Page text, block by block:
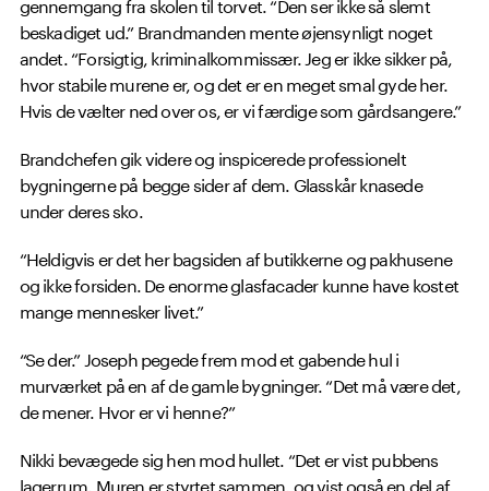
beskadiget ud.” Brandmanden mente øjensynligt noget
andet. “Forsigtig, kriminalkommissær. Jeg er ikke sikker på,
hvor stabile murene er, og det er en meget smal gyde her.
Hvis de vælter ned over os, er vi færdige som gårdsangere.”
Brandchefen gik videre og inspicerede professionelt
bygningerne på begge sider af dem. Glasskår knasede
under deres sko.
“Heldigvis er det her bagsiden af butikkerne og pakhusene
og ikke forsiden. De enorme glasfacader kunne have kostet
mange mennesker livet.”
“Se der.” Joseph pegede frem mod et gabende hul i
murværket på en af de gamle bygninger. “Det må være det,
de mener. Hvor er vi henne?”
Nikki bevægede sig hen mod hullet. “Det er vist pubbens
lagerrum. Muren er styrtet sammen, og vist også en del af